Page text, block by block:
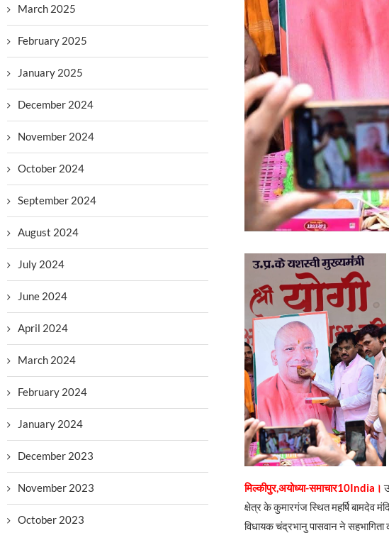
मिल्कीपुर,अयोध्या-समाचार10India।
क्षेत्र के कुमारगंज स्थित महर्षि बामदेव
विधायक चंद्रभानु पासवान ने सहभागिता
March 2025
February 2025
January 2025
December 2024
November 2024
October 2024
September 2024
August 2024
July 2024
June 2024
April 2024
March 2024
February 2024
January 2024
December 2023
November 2023
October 2023